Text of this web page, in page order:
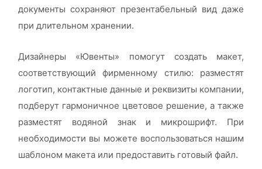
документы сохраняют презентабельный вид даже
при длительном хранении.
Дизайнеры «Ювенты» помогут создать макет,
соответствующий фирменному стилю: разместят
логотип, контактные данные и реквизиты компании,
подберут гармоничное цветовое решение, а также
разместят водяной знак и микрошрифт. При
необходимости вы можете воспользоваться нашим
шаблоном макета или предоставить готовый файл.